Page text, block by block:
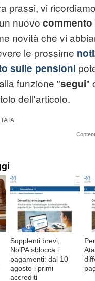
prassi, vi
nuovo commento
novità che vi
le prossime
sulle pensioni
funzione "segui"
dell'articolo.
Supplenti brevi,
NoiPA sblocca i
pagamenti: dal 10
agosto i primi
accrediti